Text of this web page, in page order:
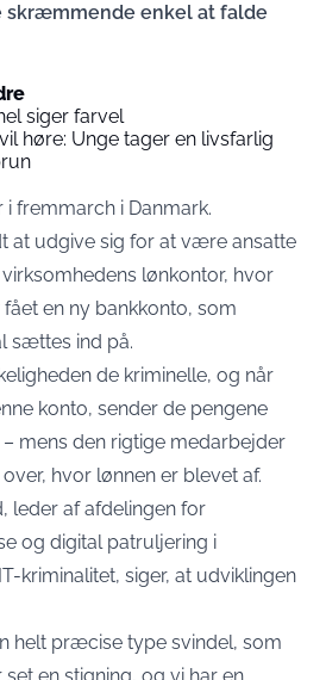
skræmmende enkel at falde
siger farvel
høre: Unge tager en livsfarlig
i fremmarch i Danmark.
at udgive sig for at være ansatte
lønkontor, hvor
en ny bankkonto, som
sættes ind på.
de kriminelle, og når
konto, sender de pengene
mens den rigtige medarbejder
hvor lønnen er blevet af.
leder af afdelingen for
og digital patruljering i
kriminalitet, siger, at udviklingen
helt præcise type svindel, som